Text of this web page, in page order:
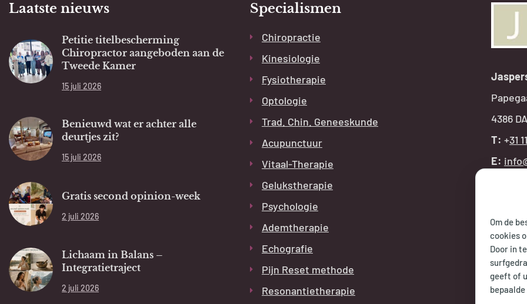
Om de
cookies
Door in
geeft of
Laatste nieuws
Petitie titelbescherming
Chiropractor aangeboden aan de
Tweede Kamer
15 juli 2026
Benieuwd wat er achter alle
deurtjes zit?
15 juli 2026
Gratis second opinion-week
2 juli 2026
Lichaam in Balans –
Integratietraject
2 juli 2026
Specialismen
Chiropractie
Kinesiologie
Fysiotherapie
Optologie
Trad. Chin. Geneeskunde
Acupunctuur
Vitaal-Therapie
Gelukstherapie
Psychologie
Ademtherapie
Echografie
Pijn Reset methode
Resonantietherapie
4386
T: +31
E:
ma t/
vr: